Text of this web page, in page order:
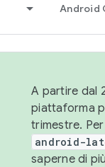
Android
A partire dal
piattaforma
trimestre.
android-
saperne di